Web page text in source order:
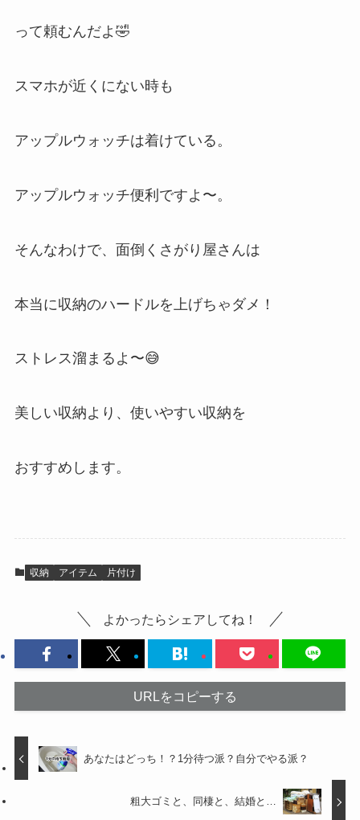
って頼むんだよ🤣
スマホが近くにない時も
アップルウォッチは着けている。
アップルウォッチ便利ですよ〜。
そんなわけで、面倒くさがり屋さんは
本当に収納のハードルを上げちゃダメ！
ストレス溜まるよ〜😅
美しい収納より、使いやすい収納を
おすすめします。
収納 アイテム 片付け
よかったらシェアしてね！
URLをコピーする
あなたはどっち！？1分待つ派？自分でやる派？
粗大ゴミと、同棲と、結婚と…